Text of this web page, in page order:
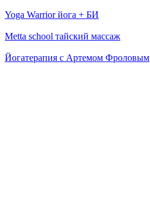
Yoga Warrior йога + БИ
Metta school тайский массаж
Йогатерапия с Артемом Фроловым